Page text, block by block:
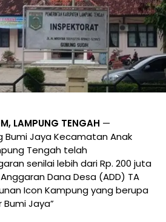
LAMPUNG TENGAH —
Bumi Jaya Kecamatan Anak
Tengah telah
senilai lebih dari Rp. 200 juta
Dana Desa (ADD) TA
Icon Kampung yang berupa
Jaya”